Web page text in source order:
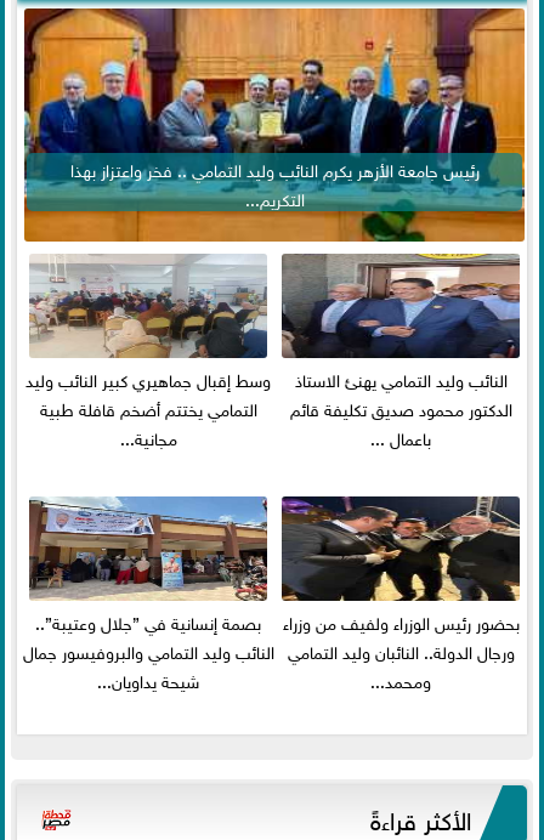
رئيس جامعة الأزهر يكرم النائب وليد التمامي .. فخر واعتزاز بهذا
التكريم...
النائب وليد التمامي يهنئ الاستاذ
الدكتور محمود صديق تكليفة قائم
باعمال ...
وسط إقبال جماهيري كبير النائب وليد
التمامي يختتم أضخم قافلة طبية
مجانية...
بحضور رئيس الوزراء ولفيف من وزراء
ورجال الدولة.. النائبان وليد التمامي
ومحمد...
بصمة إنسانية في ”جلال وعتيبة”..
النائب وليد التمامي والبروفيسور جمال
شيحة يداويان...
الأكثر قراءةً